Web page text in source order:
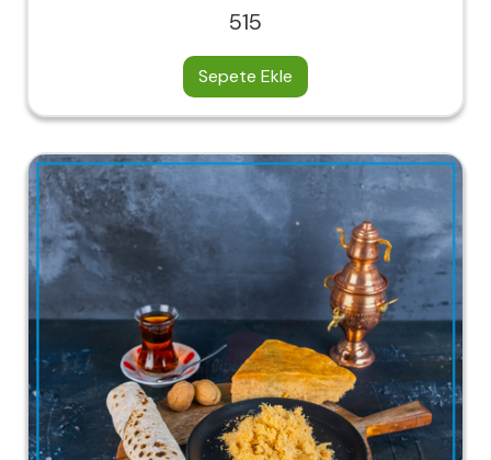
515
Sepete Ekle